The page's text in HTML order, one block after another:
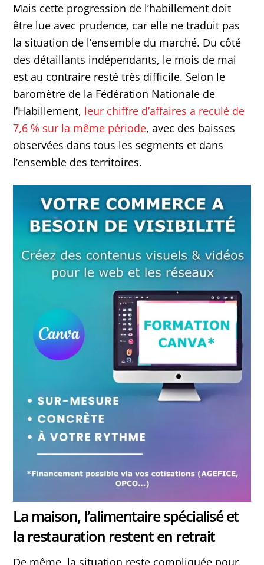
Mais cette progression de l’habillement doit
être lue avec prudence, car elle ne traduit pas
la situation de l’ensemble du marché. Du côté
des détaillants indépendants, le mois de mai
est au contraire resté très difficile. Selon le
baromètre de la Fédération Nationale de
l’Habillement, leur chiffre d’affaires a reculé de
7,6 % sur la même période, avec des baisses
observées dans tous les segments et dans
l’ensemble des territoires.
La maison, l’alimentaire spécialisé et
la restauration restent en retrait
De même, la situation reste compliquée pour